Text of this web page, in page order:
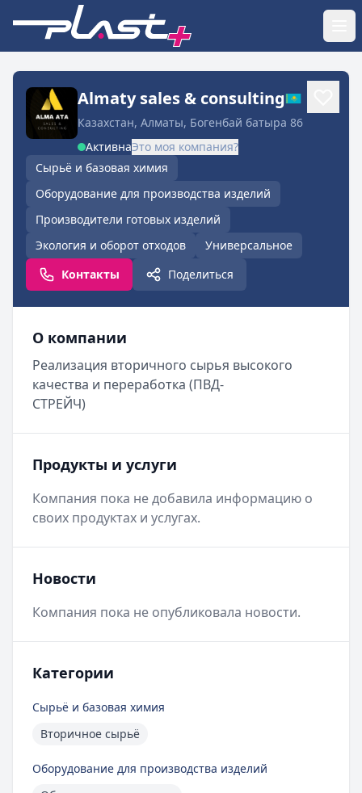
Almaty sales & consulting
Казахстан, Алматы, Богенбай батыра 86
АктивнаЭто моя компания?
Сырьё и базовая химия
Оборудование для производства изделий
Производители готовых изделий
Экология и оборот отходов
Универсальное
Контакты
Поделиться
О компании
Реализация вторичного сырья высокого
качества и переработка (ПВД-
СТРЕЙЧ)
Продукты и услуги
Компания пока не добавила информацию о
своих продуктах и услугах.
Новости
Компания пока не опубликовала новости.
Категории
Сырьё и базовая химия
Вторичное сырьё
Оборудование для производства изделий